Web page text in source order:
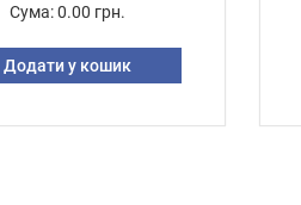
Сума: 0.00 грн.
Додати у кошик